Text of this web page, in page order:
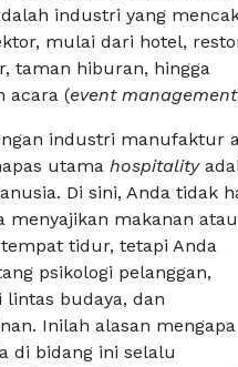
industri yang
mulai dari hotel,
taman hiburan, hingga
acara (event management
industri manufaktur
utama hospitality
Di sini, Anda tidak
menyajikan makanan atau
tidur, tetapi Anda
psikologi pelanggan,
lintas budaya, dan
Inilah alasan mengapa
di bidang ini selalu